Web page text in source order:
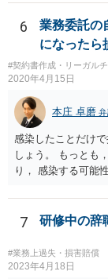
万が一、慰謝料請
かと思いますが、
だ方がいいかと思
6
業務委託の
になったら
#契約書作成・リーガル
2020年4月15日
本庄 卓磨
感染したことだけ
しょう。 もっとも
り， 感染する可能
るリスクがあり得
害が大きくなりま
7 研修中の辞
#業務上過失・損害賠償
2023年4月18日